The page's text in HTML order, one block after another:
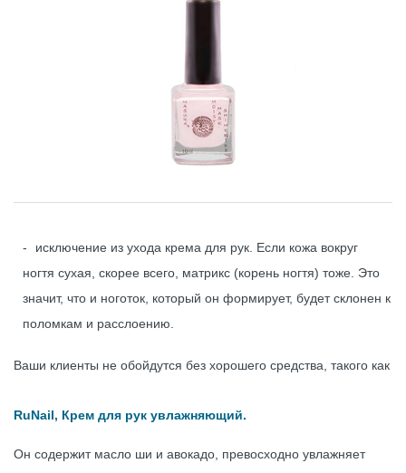
исключение из ухода крема для рук. Если кожа вокруг
ногтя сухая, скорее всего, матрикс (корень ногтя) тоже. Это
значит, что и ноготок, который он формирует, будет склонен к
поломкам и расслоению.
Ваши клиенты не обойдутся без хорошего средства, такого как
RuNail, Крем для рук увлажняющий.
Он содержит масло ши и авокадо, превосходно увлажняет